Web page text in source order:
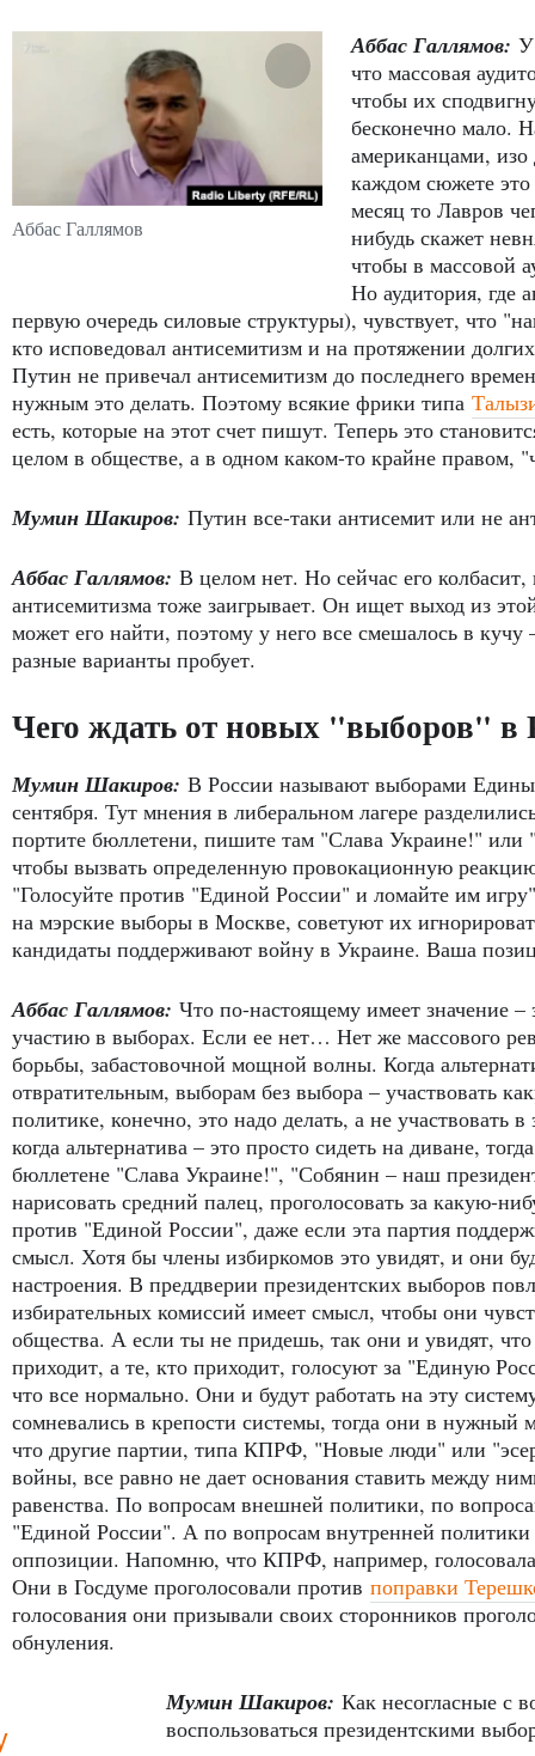
Аббас Галлямов
Аббас Галлямов: У
что массовая
чтобы их
бесконечно мало.
американцами,
каждом сюжете
месяц то Лавров
нибудь скажет
чтобы в массовой
Но аудитория, где
первую очередь силовые структуры), чувствует, что
кто исповедовал антисемитизм и на протяжении
Путин не привечал антисемитизм до последнего
нужным это делать. Поэтому всякие фрики типа
есть, которые на этот счет пишут. Теперь это
целом в обществе, а в одном каком-то крайне правом,
Мумин Шакиров: Путин все-таки антисемит или не
Аббас Галлямов: В целом нет. Но сейчас его
антисемитизма тоже заигрывает. Он ищет выход из
может его найти, поэтому у него все смешалось в
разные варианты пробует.
Чего ждать от новых "выборов" в
Мумин Шакиров: В России называют выборами
сентября. Тут мнения в либеральном лагере
портите бюллетени, пишите там "Слава Украине!"
чтобы вызвать определенную провокационную
"Голосуйте против "Единой России" и ломайте им
на мэрские выборы в Москве, советуют их
кандидаты поддерживают войну в Украине. Ваша
Аббас Галлямов: Что по-настоящему имеет значение –
участию в выборах. Если ее нет… Нет же массового
борьбы, забастовочной мощной волны. Когда
отвратительным, выборам без выбора – участвовать
политике, конечно, это надо делать, а не
когда альтернатива – это просто сидеть на диване,
бюллетене "Слава Украине!", "Собянин – наш
нарисовать средний палец, проголосовать за какую-
против "Единой России", даже если эта партия
смысл. Хотя бы члены избиркомов это увидят, и они
настроения. В преддверии президентских выборов
избирательных комиссий имеет смысл, чтобы они
общества. А если ты не придешь, так они и увидят,
приходит, а те, кто приходит, голосуют за "Единую
что все нормально. Они и будут работать на эту
сомневались в крепости системы, тогда они в нужный
что другие партии, типа КПРФ, "Новые люди" или
войны, все равно не дает основания ставить между
равенства. По вопросам внешней политики, по
"Единой России". А по вопросам внутренней
оппозиции. Напомню, что КПРФ, например,
Они в Госдуме проголосовали против поправки
голосования они призывали своих сторонников
обнуления.
Мумин Шакиров: Как несогласные с
воспользоваться президентскими